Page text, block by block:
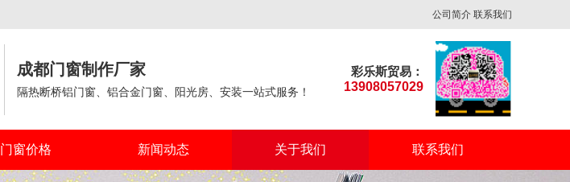
公司简介 联系我们
成都门窗制作厂家
隔热断桥铝门窗、铝合金门窗、阳光房、安装一站式服务！
彩乐斯贸易：
13908057029
门窗价格 新闻动态 关于我们 联系我们